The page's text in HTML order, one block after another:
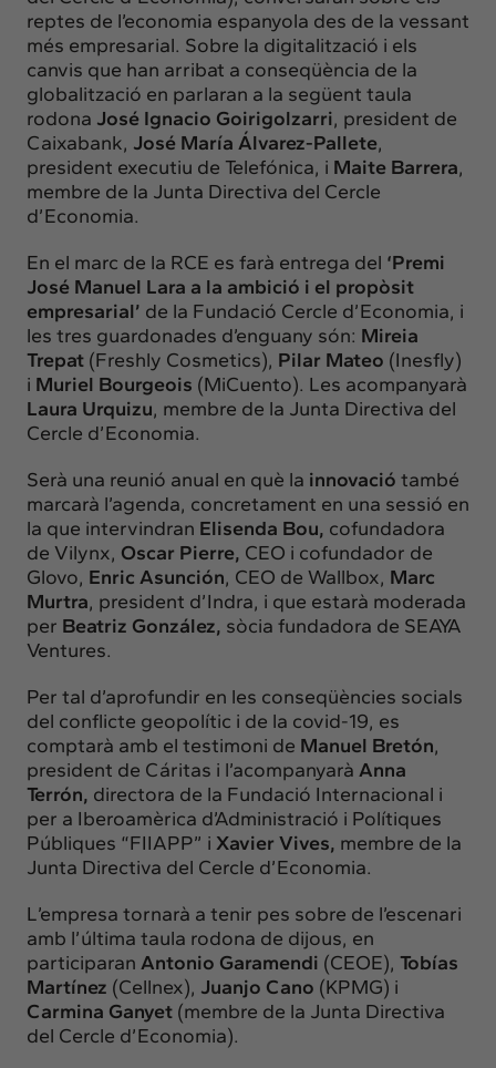
reptes de l’economia espanyola des de la vessant
més empresarial. Sobre la digitalització i els
canvis que han arribat a conseqüència de la
globalització en parlaran a la següent taula
rodona José Ignacio Goirigolzarri, president de
Caixabank, José María Álvarez-Pallete,
president executiu de Telefónica, i Maite Barrera,
membre de la Junta Directiva del Cercle
d’Economia.
En el marc de la RCE es farà entrega del ‘Premi
José Manuel Lara a la ambició i el propòsit
empresarial’ de la Fundació Cercle d’Economia, i
les tres guardonades d’enguany són: Mireia
Trepat (Freshly Cosmetics), Pilar Mateo (Inesfly)
i Muriel Bourgeois (MiCuento). Les acompanyarà
Laura Urquizu, membre de la Junta Directiva del
Cercle d’Economia.
Serà una reunió anual en què la innovació també
marcarà l’agenda, concretament en una sessió en
la que intervindran Elisenda Bou, cofundadora
de Vilynx, Oscar Pierre, CEO i cofundador de
Glovo, Enric Asunción, CEO de Wallbox, Marc
Murtra, president d’Indra, i que estarà moderada
per Beatriz González, sòcia fundadora de SEAYA
Ventures.
Per tal d’aprofundir en les conseqüències socials
del conflicte geopolític i de la covid-19, es
comptarà amb el testimoni de Manuel Bretón,
president de Cáritas i l’acompanyarà Anna
Terrón, directora de la Fundació Internacional i
per a Iberoamèrica d’Administració i Polítiques
Públiques “FIIAPP” i Xavier Vives, membre de la
Junta Directiva del Cercle d’Economia.
L’empresa tornarà a tenir pes sobre de l’escenari
amb l’última taula rodona de dijous, en
participaran Antonio Garamendi (CEOE), Tobías
Martínez (Cellnex), Juanjo Cano (KPMG) i
Carmina Ganyet (membre de la Junta Directiva
del Cercle d’Economia).